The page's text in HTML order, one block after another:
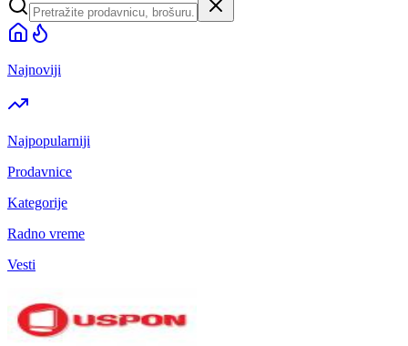
Najnoviji
Najpopularniji
Prodavnice
Kategorije
Radno vreme
Vesti